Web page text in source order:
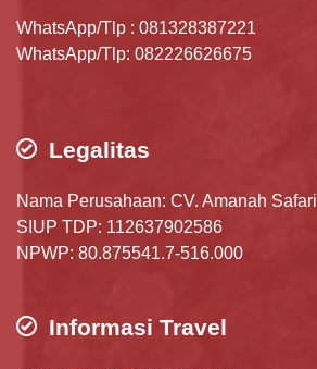
WhatsApp/Tlp : 081328387221
WhatsApp/Tlp: 082226626675
Legalitas
Nama Perusahaan: CV. Amanah Safari
SIUP TDP: 112637902586
NPWP: 80.875541.7-516.000
Informasi Travel